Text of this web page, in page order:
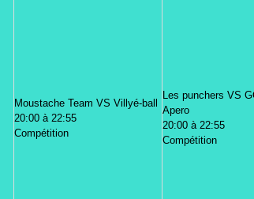
Moustache Team VS Villyé-ball
20:00 à 22:55
Compétition
Les punchers VS
Apero
20:00 à 22:55
Compétition